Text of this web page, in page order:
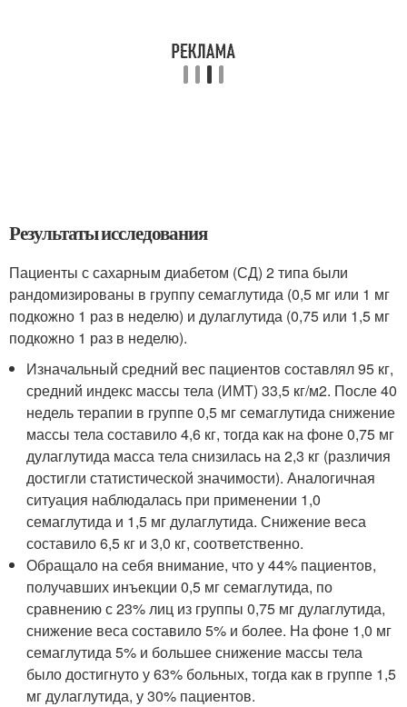
Результаты исследования
Пациенты с сахарным диабетом (СД) 2 типа были
рандомизированы в группу семаглутида (0,5 мг или 1 мг
подкожно 1 раз в неделю) и дулаглутида (0,75 или 1,5 мг
подкожно 1 раз в неделю).
Изначальный средний вес пациентов составлял 95 кг,
средний индекс массы тела (ИМТ) 33,5 кг/м2. После 40
недель терапии в группе 0,5 мг семаглутида снижение
массы тела составило 4,6 кг, тогда как на фоне 0,75 мг
дулаглутида масса тела снизилась на 2,3 кг (различия
достигли статистической значимости). Аналогичная
ситуация наблюдалась при применении 1,0
семаглутида и 1,5 мг дулаглутида. Снижение веса
составило 6,5 кг и 3,0 кг, соответственно.
Обращало на себя внимание, что у 44% пациентов,
получавших инъекции 0,5 мг семаглутида, по
сравнению с 23% лиц из группы 0,75 мг дулаглутида,
снижение веса составило 5% и более. На фоне 1,0 мг
семаглутида 5% и большее снижение массы тела
было достигнуто у 63% больных, тогда как в группе 1,5
мг дулаглутида, у 30% пациентов.